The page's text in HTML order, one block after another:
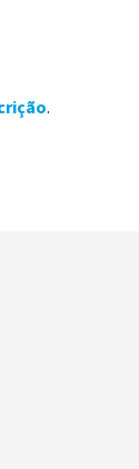
.